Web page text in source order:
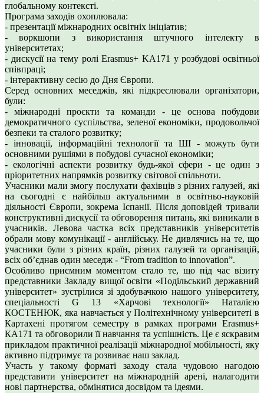
глобальному контексті.
Програма заходів охоплювала:
- презентації міжнародних освітніх ініціатив;
- воркшопи з використання штучного інтелекту в
університетах;
- дискусії на тему ролі Erasmus+ KA171 у розбудові освітньої
співпраці;
- інтерактивну сесію до Дня Європи.
Серед основних меседжів, які підкреслювали організатори,
були:
- міжнародні проєкти та команди - це основа побудови
демократичного суспільства, зеленої економіки, продовольчої
безпеки та сталого розвитку;
- інновації, інформаційні технології та ШІ - можуть бути
основними рушіями в побудові сучасної економіки;
- екологічні аспекти розвитку будь-якої сфери - це один з
пріоритетних напрямків розвитку світової спільноти.
Учасники мали змогу послухати фахівців з різних галузей, які
на сьогодні є найбільш актуальними в освітньо-науковій
діяльності Європи, зокрема Іспанії. Після доповідей тривали
конструктивні дискусії та обговорення питань, які виникали в
учасників. Левова частка всіх представників університетів
обрали мову комунікації - англійську. Не дивлячись на те, що
учасники були з різних країн, різних галузей та організацій,
всіх обʼєднав один меседж - “From tradition to innovation”.
Особливо приємним моментом стало те, що під час візиту
представники Закладу вищої освіти «Подільський державний
університет» зустрілися зі здобувачкою нашого університету,
спеціальності G 13 «Харчові технології» Наталією
КОСТЕНЮК, яка навчається у Політехнічному університеті в
Картахені протягом семестру в рамках програми Erasmus+
КА171 та обговорили її навчання та успішність. Це є яскравим
прикладом практичної реалізації міжнародної мобільності, яку
активно підтримує та розвиває наш заклад.
Участь у такому форматі заходу стала чудовою нагодою
представити університет на міжнародній арені, налагодити
нові партнерства, обмінятися досвідом та ідеями.